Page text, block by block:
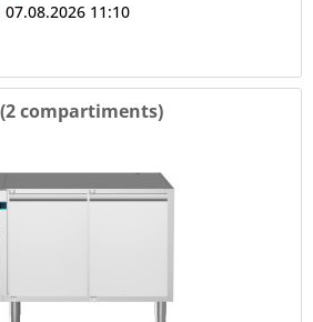
11:10
compartiments)